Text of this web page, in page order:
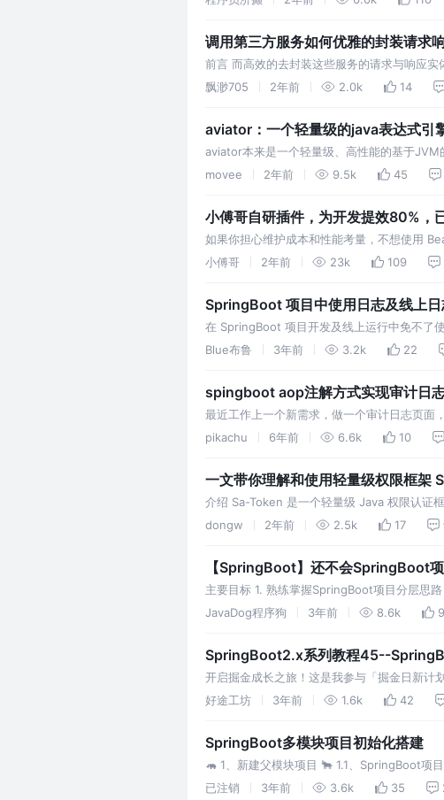
调用第三方服务如何优雅的封装请求
前言 而高效的去封装这些服务的请求与响应
目标。 目标实现 这里我推荐使用第三方的发送
飘渺705 2年前 2.0k 14
aviator：一个轻量级的java表达式引
aviator本来是一个轻量级、高性能的基于
JVM的脚本语言
movee 2年前 9.5k 45
小傅哥自研插件，为开发提效80%，
如果你担心维护成本和性能考量，不想使用
MapStruct。而是只想要要手写效果的
小傅哥 2年前 23k 109
SpringBoot 项目中使用日志及线上
在 SpringBoot 项目开发及线上运行中免不了
SpringBoot 中日志如何使用及线上日志该怎么
Blue布鲁 3年前 3.2k 22
spingboot aop注解方式实现审计日志
最近工作上一个新需求，做一个审计日志页面
器，代码改动小。 最后还是确定了使用AOP
pikachu 6年前 6.6k 10
一文带你理解和使用轻量级权限框架
介绍 Sa-Token 是一个轻量级 Java 权限认证
系列权限相关问题 官方文档：htt
dongw 2年前 2.5k 17
【SpringBoot】还不会SpringBoot
主要目标 1. 熟练掌握SpringBoot项目分层思
理论实践相结合
JavaDog程序狗 3年前 8.6k
SpringBoot2.x系列教程45--
开启掘金成长之旅！这是我参与「掘金日新计
境下的Session共享功能，但之前的案例中，其
好途工坊 3年前 1.6k 42
SpringBoot多模块项目初始化搭建
🦛 1、新建父模块项目 🐂 1.1、SpringBoot项
建子
已注销 3年前 3.6k 35